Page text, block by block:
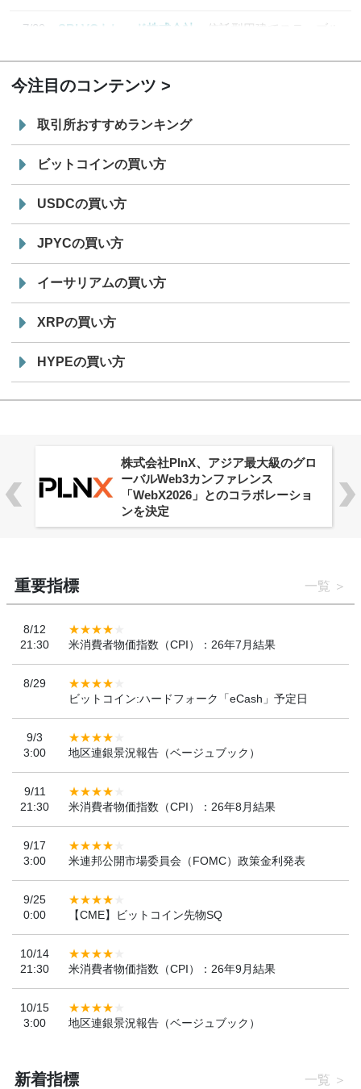
7/29
SBI VCトレード株式会社
信託型円建てステーブル
今注目のコンテンツ
取引所おすすめランキング
ビットコインの買い方
USDCの買い方
JPYCの買い方
イーサリアムの買い方
XRPの買い方
HYPEの買い方
株式会社PlnX、アジア最大級のグロ
ーバルWeb3カンファレンス
「WebX2026」とのコラボレーショ
ンを決定
重要指標 一覧
8/12
21:30
米消費者物価指数（CPI）：26年7月結果
8/29
ビットコイン:ハードフォーク「eCash」予定日
9/3
3:00
地区連銀景況報告（ベージュブック）
9/11
21:30
米消費者物価指数（CPI）：26年8月結果
9/17
3:00
米連邦公開市場委員会（FOMC）政策金利発表
9/25
0:00
【CME】ビットコイン先物SQ
10/14
21:30
米消費者物価指数（CPI）：26年9月結果
10/15
3:00
地区連銀景況報告（ベージュブック）
新着指標 一覧